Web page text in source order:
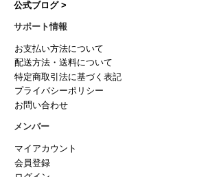
公式ブログ >
サポート情報
お支払い方法について
配送方法・送料について
特定商取引法に基づく表記
プライバシーポリシー
お問い合わせ
メンバー
マイアカウント
会員登録